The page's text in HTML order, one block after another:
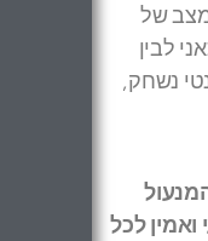
של
לבין
נשחק,
לכל